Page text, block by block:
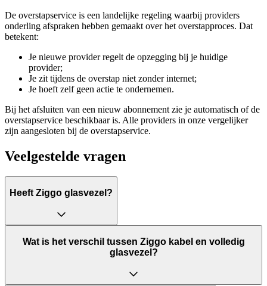
De overstapservice is een landelijke regeling waarbij providers
onderling afspraken hebben gemaakt over het overstapproces. Dat
betekent:
Je nieuwe provider regelt de opzegging bij je huidige
provider;
Je zit tijdens de overstap niet zonder internet;
Je hoeft zelf geen actie te ondernemen.
Bij het afsluiten van een nieuw abonnement zie je automatisch of de
overstapservice beschikbaar is. Alle providers in onze vergelijker
zijn aangesloten bij de overstapservice.
Veelgestelde vragen
Heeft Ziggo glasvezel?
Wat is het verschil tussen Ziggo kabel en volledig
glasvezel?